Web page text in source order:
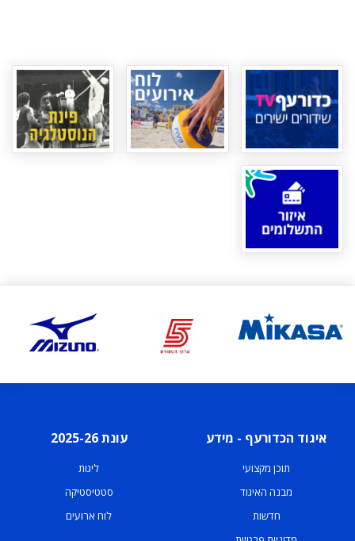
איגוד הכדורעף - מידע
תוכן מקצועי
מבנה האיגוד
חדשות
עונת 2025-26
ליגות
סטטיסטיקה
לוח ארועים